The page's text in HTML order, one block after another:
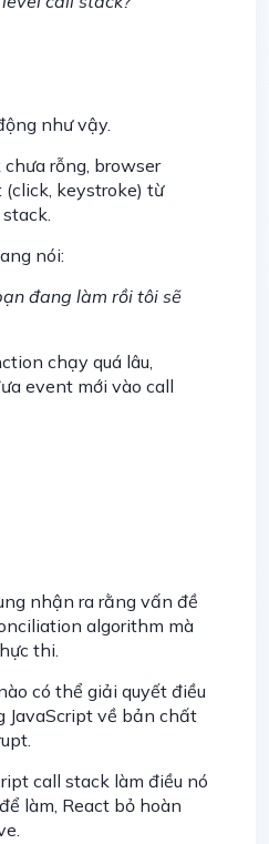
như vậy.
rỗng, browser
keystroke) từ
nói:
đang làm rồi tôi sẽ
chạy quá lâu,
event mới vào call
nhận ra rằng vấn đề
algorithm mà
thi.
có thể giải quyết điều
JavaScript về bản chất
call stack làm điều nó
làm, React bỏ hoàn